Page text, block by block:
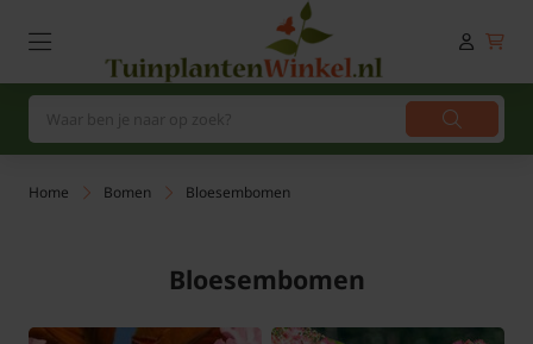
Home Bomen Bloesembomen
Bloesembomen